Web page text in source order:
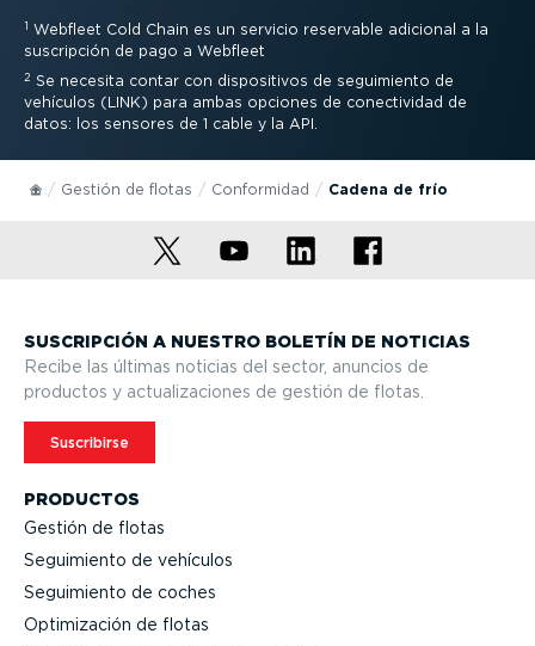
1 Webfleet Cold Chain es un servicio reservable adicional a la
suscripción de pago a Webfleet
2 Se necesita contar con dispo­si­tivos de seguimiento de
vehículos (LINK) para ambas opciones de conec­ti­vidad de
datos: los sensores de 1 cable y la API.
Gestión de flotas Conformidad Cadena de frío
PRODUCTOS
Gestión de flotas
Seguimiento de vehículos
Seguimiento de coches
Optimi­zación de flotas
SUSCRIPCIÓN A NUESTRO BOLETÍN DE NOTICIAS
Recibe las últimas noticias del sector, anuncios de
productos y actua­li­za­ciones de gestión de flotas.
Suscribirse